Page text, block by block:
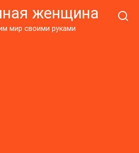
женщина
мир своими руками